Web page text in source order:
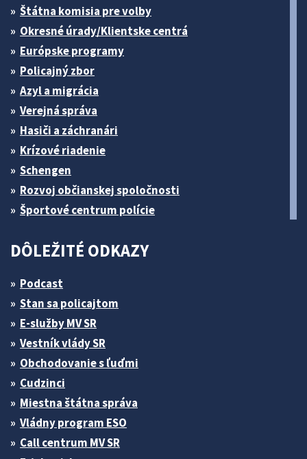
Štátna komisia pre volby
Okresné úrady/Klientske centrá
Európske programy
Policajný zbor
Azyl a migrácia
Verejná správa
Hasiči a záchranári
Krízové riadenie
Schengen
Rozvoj občianskej spoločnosti
Športové centrum polície
DÔLEŽITÉ ODKAZY
Podcast
Stan sa policajtom
E-služby MV SR
Vestník vlády SR
Obchodovanie s ľuďmi
Cudzinci
Miestna štátna správa
Vládny program ESO
Call centrum MV SR